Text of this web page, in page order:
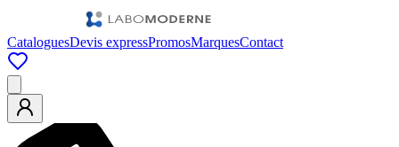
CataloguesDevis expressPromosMarquesContact